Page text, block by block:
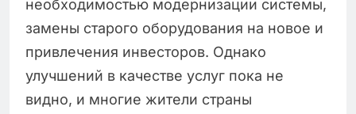
необходимостью модернизации системы,
замены старого оборудования на новое и
привлечения инвесторов. Однако
улучшений в качестве услуг пока не
видно, и многие жители страны